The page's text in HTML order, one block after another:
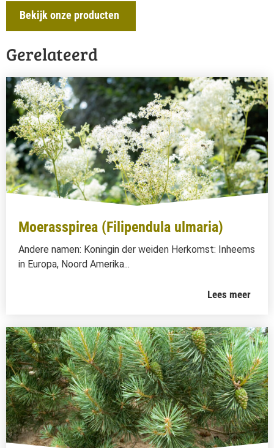
Bekijk onze producten
Gerelateerd
Moerasspirea (Filipendula ulmaria)
Andere namen: Koningin der weiden Herkomst: Inheems
in Europa, Noord Amerika...
Lees meer